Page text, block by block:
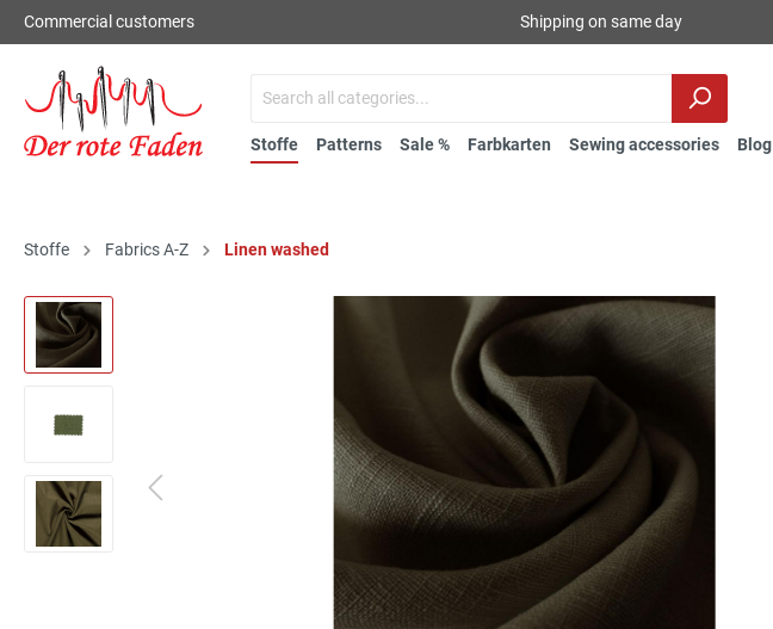
Commercial customers Shipping on same day
Stoffe Patterns Sale % Farbkarten Sewing accessories Blog
Stoffe Fabrics A-Z Linen washed